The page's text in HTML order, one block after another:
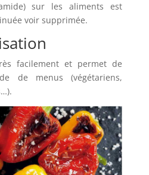
sur les aliments est
voir supprimée.
facilement et permet de
de menus (végétariens,